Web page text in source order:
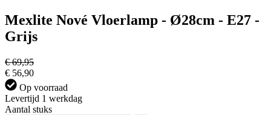
Mexlite Nové Vloerlamp - Ø28cm - E27 -
Grijs
€ 69,95
€ 56,90
Op voorraad
Levertijd 1 werkdag
Aantal stuks